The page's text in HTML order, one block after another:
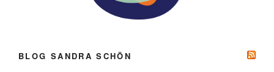
BLOG SANDRA SCHÖN